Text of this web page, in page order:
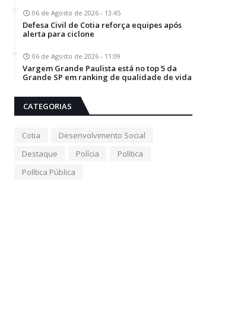
06 de Agosto de 2026 - 13:45
Defesa Civil de Cotia reforça equipes após
alerta para ciclone
06 de Agosto de 2026 - 11:09
Vargem Grande Paulista está no top 5 da
Grande SP em ranking de qualidade de vida
CATEGORIAS
Cotia
Desenvolvimento Social
Destaque
Polícia
Política
Política Pública